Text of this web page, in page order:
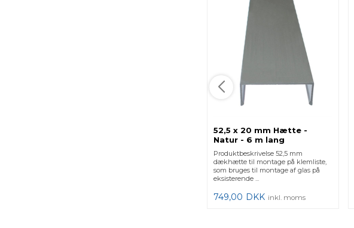
52,5 x 20 mm Hætte -
Natur - 6 m lang
Produktbeskrivelse 52,5 mm
dækhætte til montage på klemliste,
som bruges til montage af glas på
eksisterende ...
749,00 DKK inkl. moms